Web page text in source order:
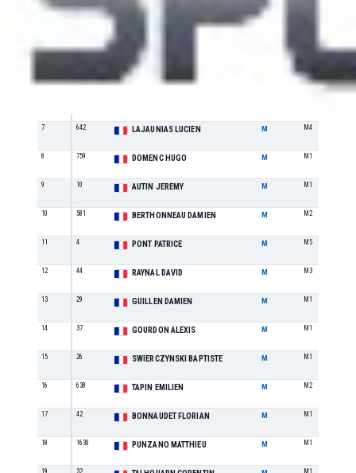
163 DRECHOU HUGO M
LLOBET DOMINGO MARC M2
7 642 LAJAUNIAS LUCIEN M M4
8 759 DOMENC HUGO M M1
9 10 AUTIN JEREMY M M1
10 581 BERTHONNEAU DAMIEN M M2
11 4 PONT PATRICE M M5
12 44 RAYNAL DAVID M M3
13 29 GUILLEN DAMIEN M M1
14 37 GOURDON ALEXIS M M1
15 26 SWIERCZYNSKI BAPTISTE M M1
16 638 TAPIN EMILIEN M M2
17 42 BONNAUDET FLORIAN M M1
18 1630 PUNZANO MATTHIEU M M1
19 32 M1